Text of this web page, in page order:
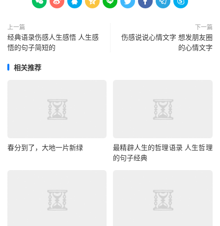
上一篇
经典语录伤感人生感悟 人生感
悟的句子简短的
下一篇
伤感说说心情文字 想发朋友圈
的心情文字
相关推荐
春分到了，大地一片新绿
最精辟人生的哲理语录 人生哲理
的句子经典